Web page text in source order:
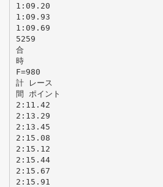
1:09.20
1:09.93
1:09.69
5259
合
時
F=980
計 レース
間 ポイント
2:11.42
2:13.29
2:13.45
2:15.08
2:15.12
2:15.44
2:15.67
2:15.91